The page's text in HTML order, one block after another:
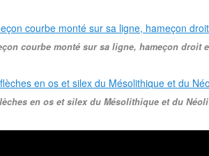
courbe monté sur sa ligne, hameçon droit
en os et silex du Mésolithique et du